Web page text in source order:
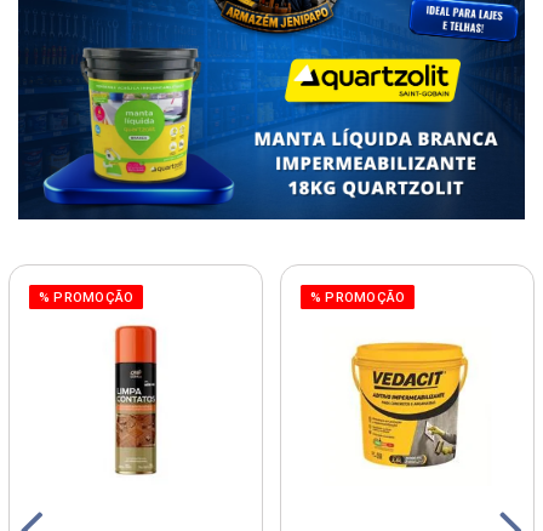
% PROMOÇÃO % PROMOÇÃO